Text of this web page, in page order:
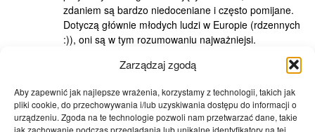
Zarządzaj zgodą
Aby zapewnić jak najlepsze wrażenia, korzystamy z technologii, takich jak
pliki cookie, do przechowywania i/lub uzyskiwania dostępu do informacji o
urządzeniu. Zgoda na te technologie pozwoli nam przetwarzać dane, takie
jak zachowanie podczas przeglądania lub unikalne identyfikatory na tej
zdaniem są bardzo niedoceniane i często pomijane.
Dotyczą głównie młodych ludzi w Europie (rdzennych
:)), oni są w tym rozumowaniu najważniejsi.
metafizyki. Tu pozwolę sobie napisać, że widać jak
od średniowiecza do XIX w., dopiero godzą wynalazki
ze swoją rzeczywistością lub przymierzają się do
sufrażystek.